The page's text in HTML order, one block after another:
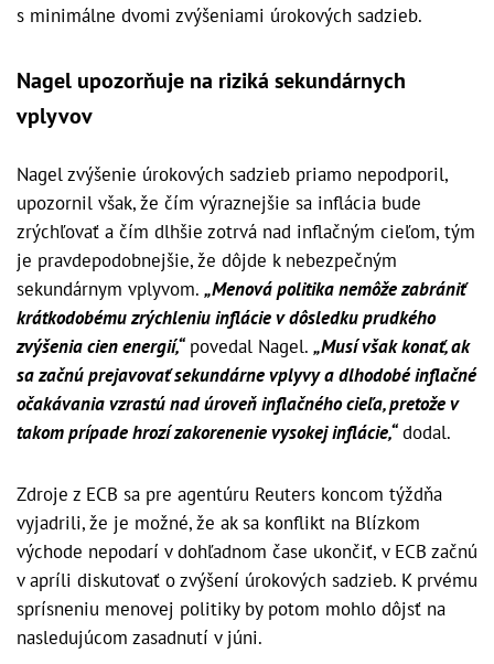
s minimálne dvomi zvýšeniami úrokových sadzieb.
Nagel upozorňuje na riziká sekundárnych
vplyvov
Nagel zvýšenie úrokových sadzieb priamo nepodporil,
upozornil však, že čím výraznejšie sa inflácia bude
zrýchľovať a čím dlhšie zotrvá nad inflačným cieľom, tým
je pravdepodobnejšie, že dôjde k nebezpečným
sekundárnym vplyvom. „Menová politika nemôže zabrániť
krátkodobému zrýchleniu inflácie v dôsledku prudkého
zvýšenia cien energií,“povedal Nagel. „Musí však konať, ak
sa začnú prejavovať sekundárne vplyvy a dlhodobé inflačné
očakávania vzrastú nad úroveň inflačného cieľa, pretože v
takom prípade hrozí zakorenenie vysokej inflácie,“dodal.
Zdroje z ECB sa pre agentúru Reuters koncom týždňa
vyjadrili, že je možné, že ak sa konflikt na Blízkom
východe nepodarí v dohľadnom čase ukončiť, v ECB začnú
v apríli diskutovať o zvýšení úrokových sadzieb. K prvému
sprísneniu menovej politiky by potom mohlo dôjsť na
nasledujúcom zasadnutí v júni.